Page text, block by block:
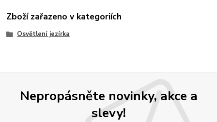
Zboží zařazeno v kategoriích
Osvětlení jezírka
Nepropásněte novinky, akce a
slevy!